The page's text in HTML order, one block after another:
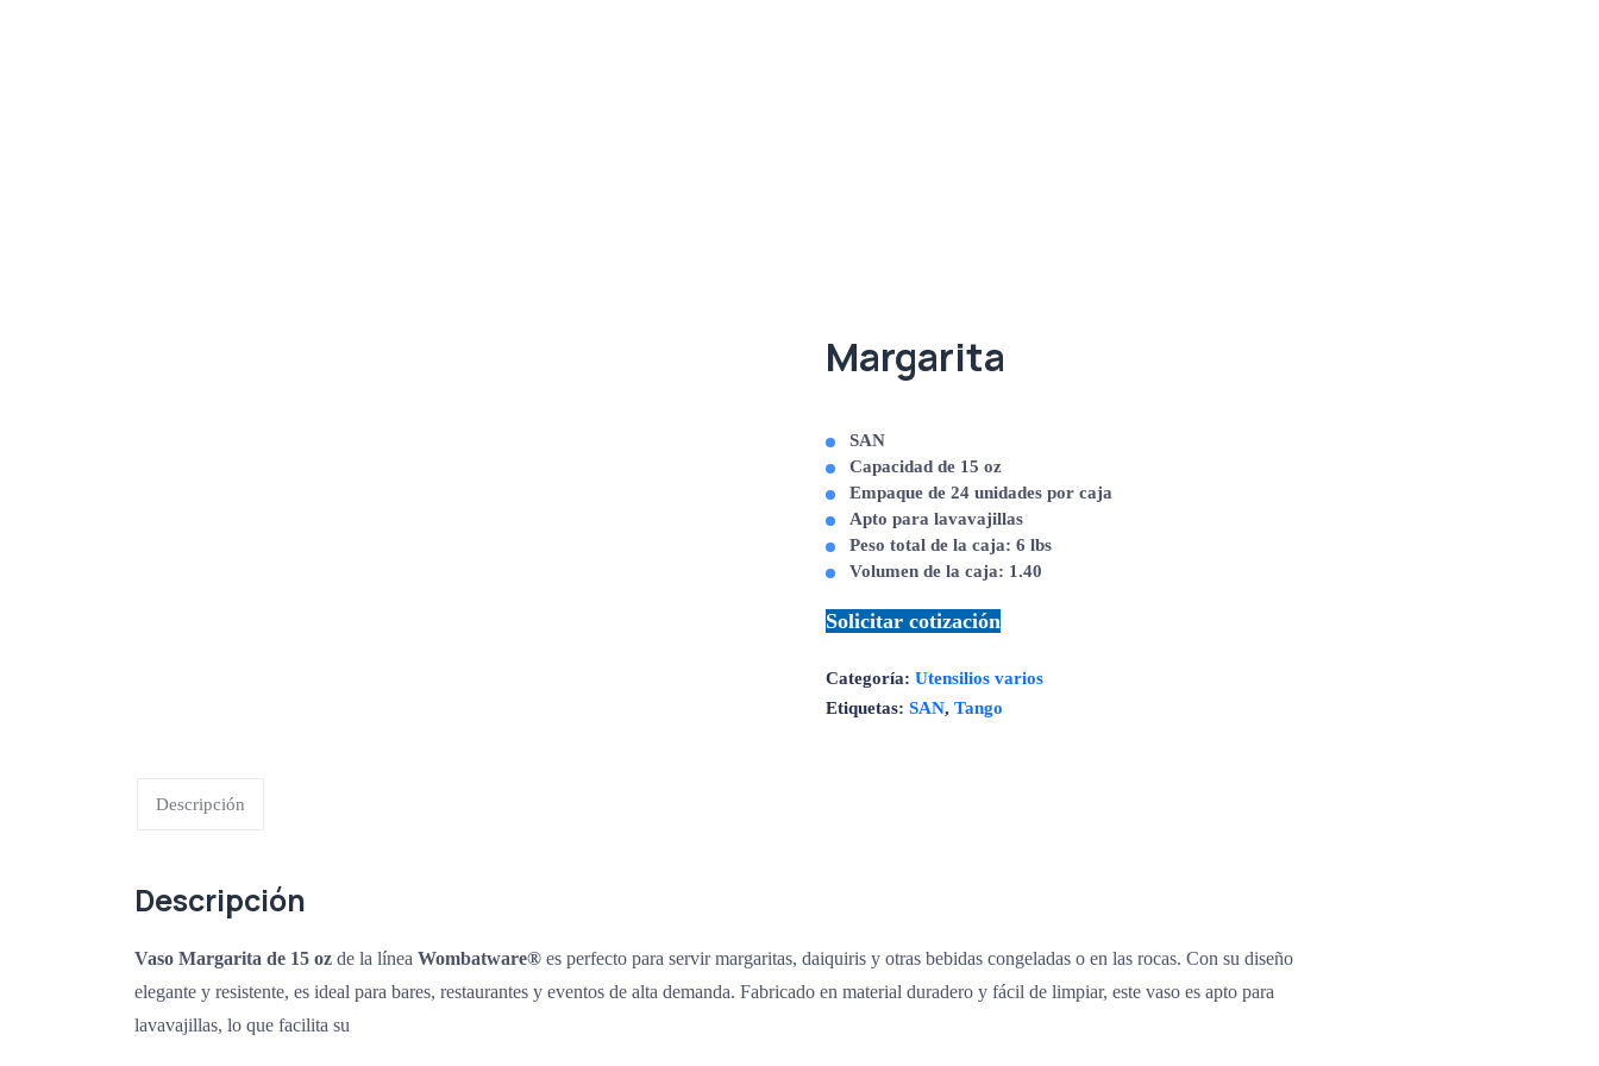
Margarita
SAN
Capacidad de 15 oz
Empaque de 24 unidades por caja
Apto para lavavajillas
Peso total de la caja: 6 lbs
Volumen de la caja: 1.40
Solicitar cotización
Categoría:Utensilios varios
Etiquetas:SAN,Tango
Descripción
Descripción
Vaso Margarita de 15 oz de la líneaWombatware® es perfecto para servir margaritas, daiquiris y otras bebidas congeladas o en las rocas. Con su diseño
elegante y resistente, es ideal para bares, restaurantes y eventos de alta demanda. Fabricado en material duradero y fácil de limpiar, este vaso es apto para
lavavajillas, lo que facilita su